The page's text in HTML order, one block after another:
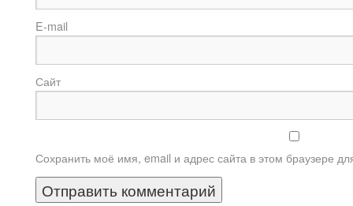
E-
Сайт
Сохранить моё имя, email и адрес сайта в этом браузере